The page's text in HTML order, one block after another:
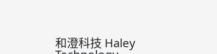
和澄科技 Haley